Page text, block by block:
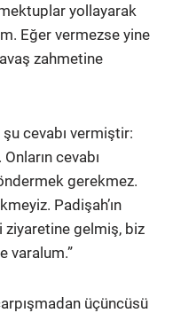
yollayarak
Eğer vermezse yine
zahmetine
şu cevabı vermiştir:
cevabı
gerekmez.
Padişah’ın
ziyaretine gelmiş, biz
varalum.”
üçüncüsü